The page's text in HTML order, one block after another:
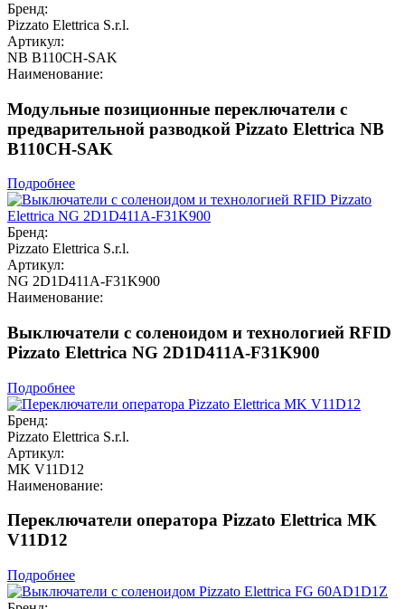
Бренд:
Pizzato Elettrica S.r.l.
Артикул:
NB B110CH-SAK
Наименование:
Модульные позиционные переключатели с
предварительной разводкой Pizzato Elettrica NB
B110CH-SAK
Подробнее
Бренд:
Pizzato Elettrica S.r.l.
Артикул:
NG 2D1D411A-F31K900
Наименование:
Выключатели с соленоидом и технологией RFID
Pizzato Elettrica NG 2D1D411A-F31K900
Подробнее
Бренд:
Pizzato Elettrica S.r.l.
Артикул:
MK V11D12
Наименование:
Переключатели оператора Pizzato Elettrica MK
V11D12
Подробнее